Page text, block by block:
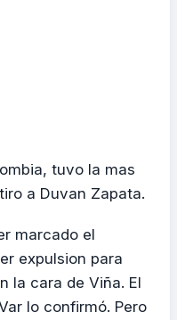
tuvo la mas
a Duvan Zapata.
marcado el
expulsion para
la cara de Viña. El
lo confirmó. Pero